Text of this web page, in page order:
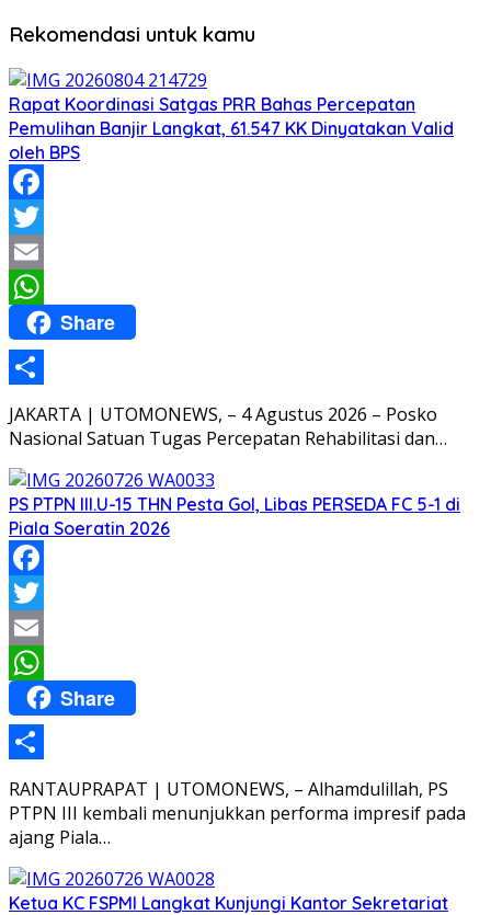
Rekomendasi untuk kamu
Rapat Koordinasi Satgas PRR Bahas Percepatan
Pemulihan Banjir Langkat, 61.547 KK Dinyatakan Valid
oleh BPS
Facebook
Twitter
Email
WhatsApp
Share
Share
JAKARTA | UTOMONEWS, – 4 Agustus 2026 – Posko
Nasional Satuan Tugas Percepatan Rehabilitasi dan…
PS PTPN III.U-15 THN Pesta Gol, Libas PERSEDA FC 5-1 di
Piala Soeratin 2026
Facebook
Twitter
Email
WhatsApp
Share
Share
RANTAUPRAPAT | UTOMONEWS, – Alhamdulillah, PS
PTPN III kembali menunjukkan performa impresif pada
ajang Piala…
Ketua KC FSPMI Langkat Kunjungi Kantor Sekretariat